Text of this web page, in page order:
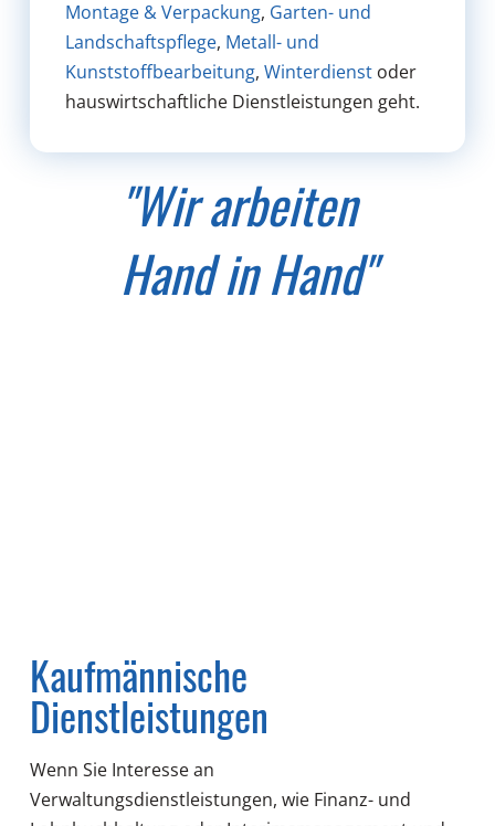
Montage & Verpackung, Garten- und
Landschaftspflege, Metall- und
Kunststoffbearbeitung, Winterdienstoder
hauswirtschaftliche Dienstleistungen geht.
"Wir arbeiten
Hand in Hand"
Kaufmännische
Dienstleistungen
Wenn Sie Interesse an
Verwaltungsdienstleistungen, wie Finanz- und